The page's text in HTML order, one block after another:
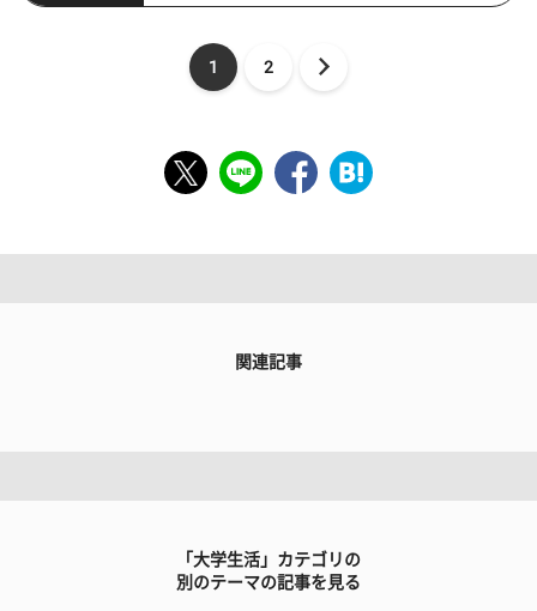
1 2
関連記事
「大学生活」カテゴリの
別のテーマの記事を見る